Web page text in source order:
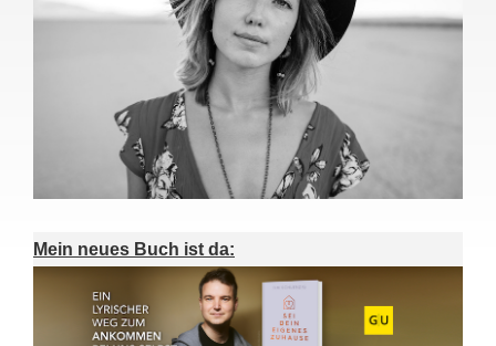
Mein neues Buch ist da: